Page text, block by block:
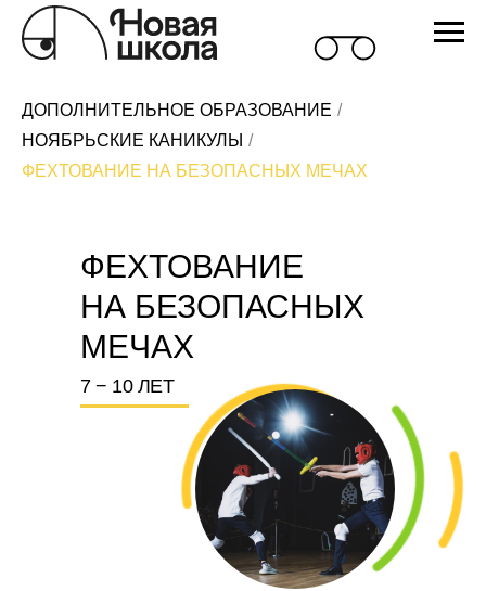
ДОПОЛНИТЕЛЬНОЕ ОБРАЗОВАНИЕ /
НОЯБРЬСКИЕ КАНИКУЛЫ /
ФЕХТОВАНИЕ НА БЕЗОПАСНЫХ МЕЧАХ
7 − 10 ЛЕТ
ФЕХТОВАНИЕ
НА БЕЗОПАСНЫХ
МЕЧАХ